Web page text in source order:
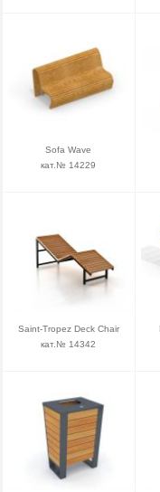
Sofa Wave
кат.№ 14229
Saint-Tropez Deck Chair
кат.№ 14342